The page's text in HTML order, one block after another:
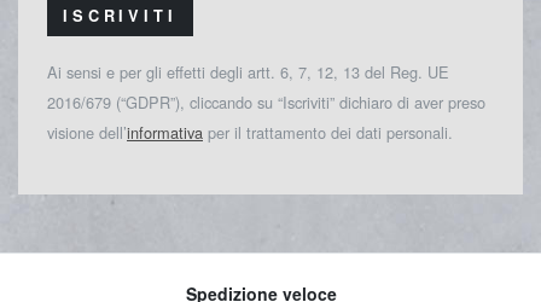
ISCRIVITI
Ai sensi e per gli effetti degli artt. 6, 7, 12, 13 del Reg. UE
2016/679 (“GDPR”), cliccando su “Iscriviti” dichiaro di aver preso
visione dell’informativa per il trattamento dei dati personali.
Spedizione veloce